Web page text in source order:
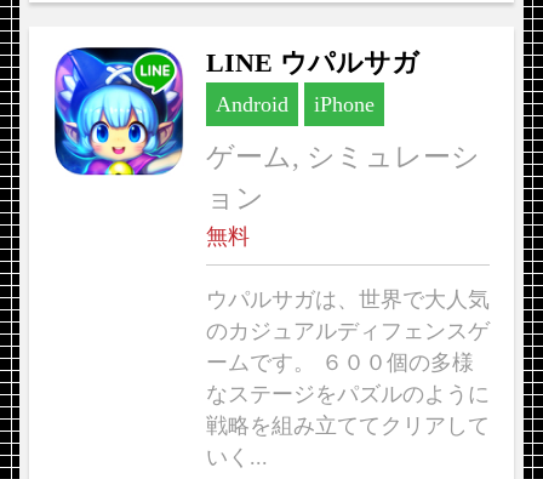
LINE ウパルサガ
Android iPhone
ゲーム, シミュレーシ
ョン
無料
ウパルサガは、世界で大人気
のカジュアルディフェンスゲ
ームです。 ６００個の多様
なステージをパズルのように
戦略を組み立ててクリアして
いく...